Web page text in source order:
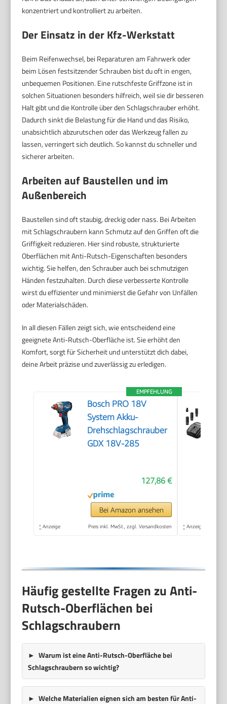
konzentriert und kontrolliert zu arbeiten.
Der Einsatz in der Kfz-Werkstatt
Beim Reifenwechsel, bei Reparaturen am Fahrwerk oder
beim Lösen festsitzender Schrauben bist du oft in engen,
unbequemen Positionen. Eine rutschfeste Griffzone ist in
solchen Situationen besonders hilfreich, weil sie dir besseren
Halt gibt und die Kontrolle über den Schlagschrauber erhöht.
Dadurch sinkt die Belastung für die Hand und das Risiko,
unabsichtlich abzurutschen oder das Werkzeug fallen zu
lassen, verringert sich deutlich. So kannst du schneller und
sicherer arbeiten.
Arbeiten auf Baustellen und im
Außenbereich
Baustellen sind oft staubig, dreckig oder nass. Bei Arbeiten
mit Schlagschraubern kann Schmutz auf den Griffen oft die
Griffigkeit reduzieren. Hier sind robuste, strukturierte
Oberflächen mit Anti-Rutsch-Eigenschaften besonders
wichtig. Sie helfen, den Schrauber auch bei schmutzigen
Händen festzuhalten. Durch diese verbesserte Kontrolle
wirst du effizienter und minimierst die Gefahr von Unfällen
oder Materialschäden.
In all diesen Fällen zeigt sich, wie entscheidend eine
geeignete Anti-Rutsch-Oberfläche ist. Sie erhöht den
Komfort, sorgt für Sicherheit und unterstützt dich dabei,
deine Arbeit präzise und zuverlässig zu erledigen.
EMPFEHLUNG
Bosch PRO 18V
System Akku-
Drehschlagschrauber
GDX 18V-285
127,86 €
Bei Amazon ansehen
* Anzeige Preis inkl. MwSt., zzgl. Versandkosten * Anzeige
Häufig gestellte Fragen zu Anti-
Rutsch-Oberflächen bei
Schlagschraubern
Warum ist eine Anti-Rutsch-Oberfläche bei
Schlagschraubern so wichtig?
Welche Materialien eignen sich am besten für Anti-